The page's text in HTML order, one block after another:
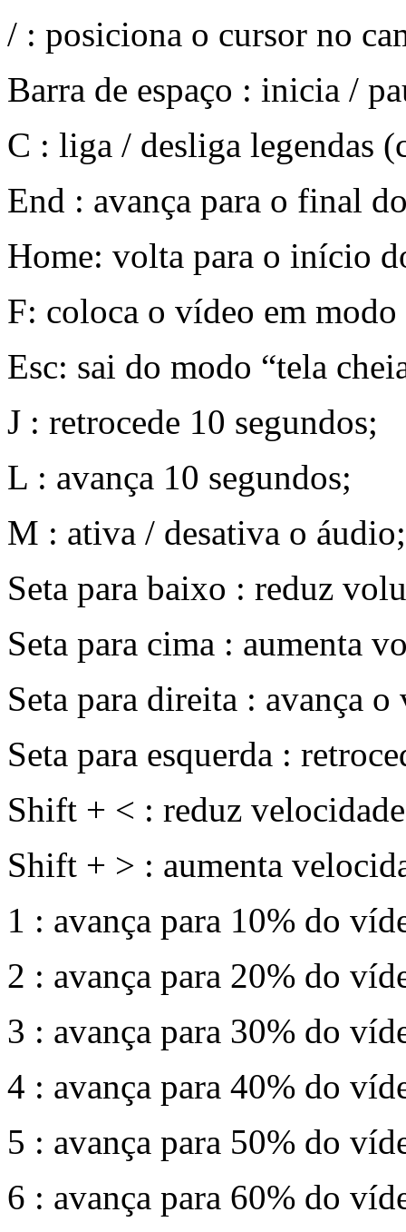
/ : posiciona o cursor no
Barra de espaço : inicia /
C : liga / desliga legendas
End : avança para o final
Home: volta para o início
F: coloca o vídeo em modo
Esc: sai do modo “tela
J : retrocede 10 segundos;
L : avança 10 segundos;
M : ativa / desativa o áudio;
Seta para baixo : reduz
Seta para cima : aumenta
Seta para direita : avança
Seta para esquerda :
Shift + < : reduz
Shift + > : aumenta
1 : avança para 10% do
2 : avança para 20% do
3 : avança para 30% do
4 : avança para 40% do
5 : avança para 50% do
6 : avança para 60% do